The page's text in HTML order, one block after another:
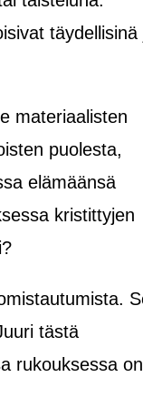
täydellisinä
materiaalisten
puolesta,
elämäänsä
kristittyjen
tästä
rukouksessa on